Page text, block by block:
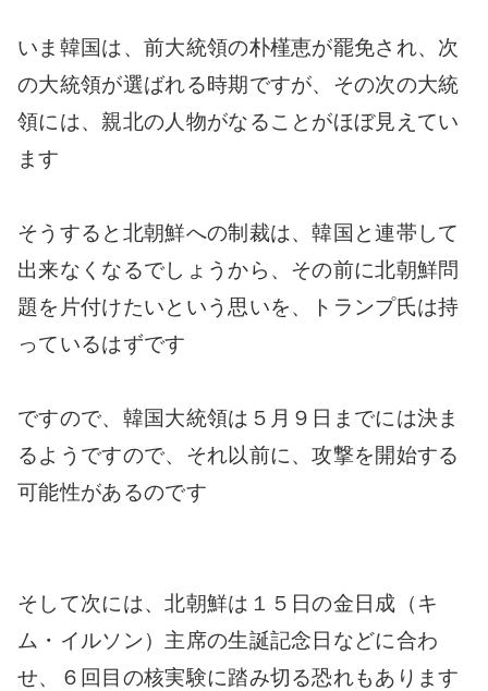
いま韓国は、前大統領の朴槿恵が罷免され、次
の大統領が選ばれる時期ですが、その次の大統
領には、親北の人物がなることがほぼ見えてい
ます
そうすると北朝鮮への制裁は、韓国と連帯して
出来なくなるでしょうから、その前に北朝鮮問
題を片付けたいという思いを、トランプ氏は持
っているはずです
ですので、韓国大統領は５月９日までには決ま
るようですので、それ以前に、攻撃を開始する
可能性があるのです
そして次には、北朝鮮は１５日の金日成（キ
ム・イルソン）主席の生誕記念日などに合わ
せ、６回目の核実験に踏み切る恐れもあります